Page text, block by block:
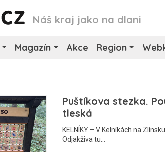
Náš kraj jako na dlani
Magazín Akce Region
Puštíkova stezka.
tleská
KELNÍKY – V Kelníkách na
Odjakživa tu…